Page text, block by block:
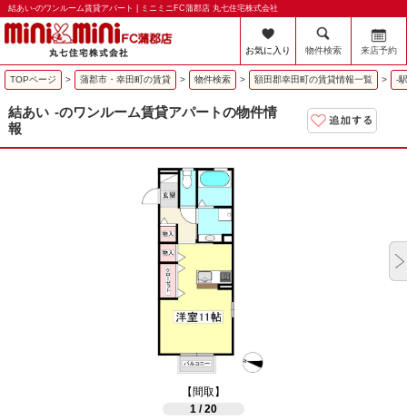
結あい-のワンルーム賃貸アパート | ミニミニFC蒲郡店 丸七住宅株式会社
お気に入り 物件検索 来店予約
TOPページ > 蒲郡市・幸田町の賃貸 > 物件検索 > 額田郡幸田町の賃貸情報一覧 > -
結あい -のワンルーム賃貸アパートの物件情
報
【間取】
1 / 20